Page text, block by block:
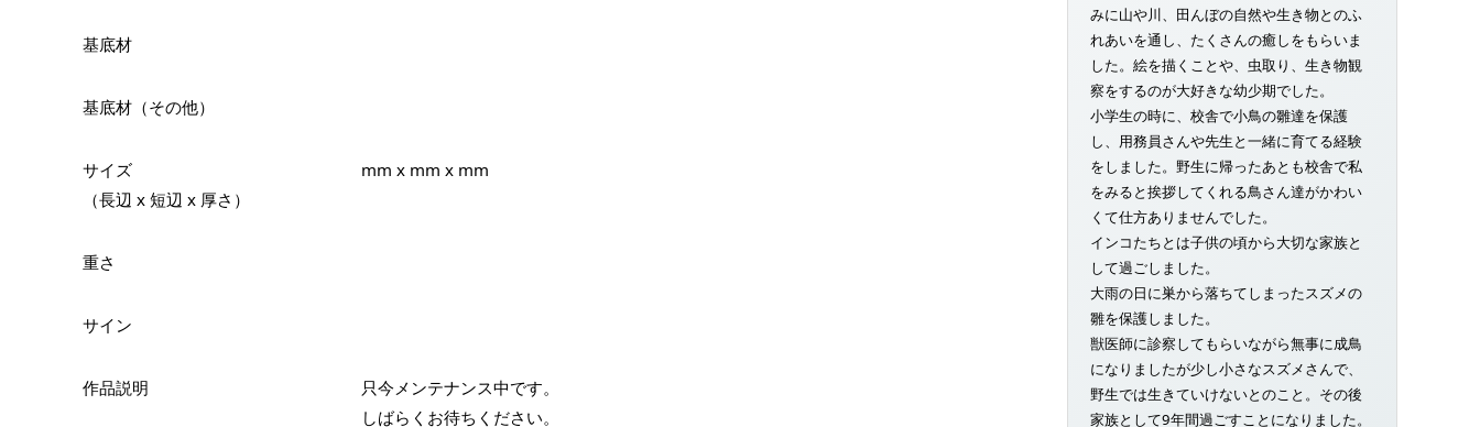
基底材
基底材（その他）
サイズ
（長辺 x 短辺 x 厚さ）
mm x mm x mm
重さ
サイン
作品説明
只今メンテナンス中です。
しばらくお待ちください。
みに山や川、田んぼの自然や生き物とのふ
れあいを通し、たくさんの癒しをもらいま
した。絵を描くことや、虫取り、生き物観
察をするのが大好きな幼少期でした。
小学生の時に、校舎で小鳥の雛達を保護
し、用務員さんや先生と一緒に育てる経験
をしました。野生に帰ったあとも校舎で私
をみると挨拶してくれる鳥さん達がかわい
くて仕方ありませんでした。
インコたちとは子供の頃から大切な家族と
して過ごしました。
大雨の日に巣から落ちてしまったスズメの
雛を保護しました。
獣医師に診察してもらいながら無事に成鳥
になりましたが少し小さなスズメさんで、
野生では生きていけないとのこと。その後
家族として9年間過ごすことになりました。